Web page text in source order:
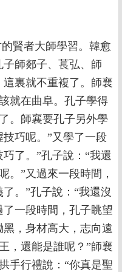
賢者大師學習。韓愈
子師郯子、萇弘、師
裏就不重複了。師襄
就在曲阜。孔子學得
。師襄要孔子另外學
巧呢。”又學了一段
了。”孔子說：“我還
。”又過來一段時間，
。”孔子說：“我還沒
一段時間，孔子眺望
，身材高大，志向遠
，還能是誰呢？”師襄
手行禮說：“你真是聖